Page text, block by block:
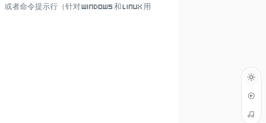
者命令提示行（针对 Windows 和 Linux 用